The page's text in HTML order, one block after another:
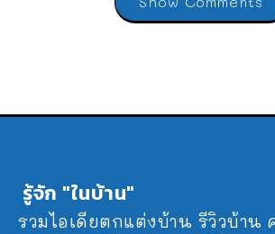
รู้จัก "ในบ้าน"
รวมไอเดียตกแต่งบ้าน รีวิวบ้าน